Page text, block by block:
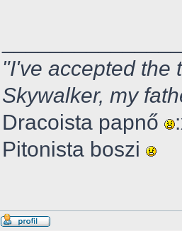
"I've accepted the
Skywalker, my
Dracoista papnő
Pitonista boszi